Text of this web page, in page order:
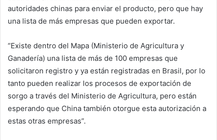
autoridades chinas para enviar el producto, pero que hay
una lista de más empresas que pueden exportar.
“Existe dentro del Mapa (Ministerio de Agricultura y
Ganadería) una lista de más de 100 empresas que
solicitaron registro y ya están registradas en Brasil, por lo
tanto pueden realizar los procesos de exportación de
sorgo a través del Ministerio de Agricultura, pero están
esperando que China también otorgue esta autorización a
estas otras empresas”.